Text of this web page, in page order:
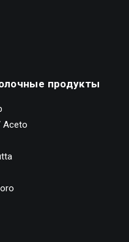
продукты
Aceto